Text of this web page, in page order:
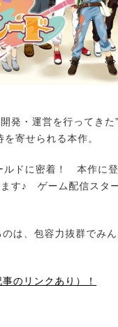
発・運営を行ってきた
寄せられる本作。
ルドに密着！ 本作に
す♪ ゲーム配信スタ
は、包容力抜群でみ
のリンクあり）！